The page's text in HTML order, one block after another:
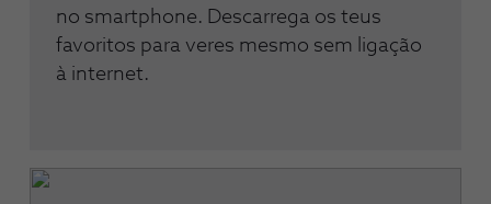
no smartphone. Descarrega os teus
favoritos para veres mesmo sem ligação
à internet.